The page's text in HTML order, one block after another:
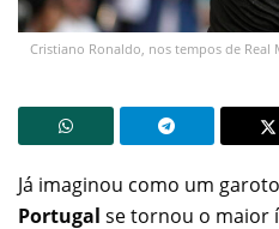
Cristiano Ronaldo, nos tempos de
Já imaginou como um
Portugal se tornou o maior